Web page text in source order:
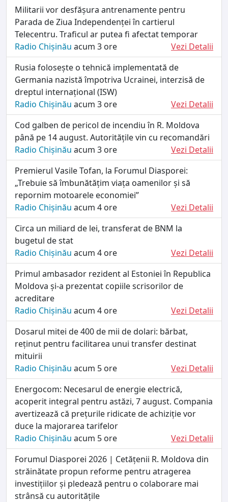
Militarii vor desfășura antrenamente pentru
Parada de Ziua Independenței în cartierul
Telecentru. Traficul ar putea fi afectat temporar
Radio Chișinău acum 3 ore
Vezi Detalii
Rusia folosește o tehnică implementată de
Germania nazistă împotriva Ucrainei, interzisă de
dreptul internațional (ISW)
Radio Chișinău acum 3 ore
Vezi Detalii
Cod galben de pericol de incendiu în R. Moldova
până pe 14 august. Autoritățile vin cu recomandări
Radio Chișinău acum 3 ore
Vezi Detalii
Premierul Vasile Tofan, la Forumul Diasporei:
„Trebuie să îmbunătățim viața oamenilor și să
repornim motoarele economiei”
Radio Chișinău acum 4 ore
Vezi Detalii
Circa un miliard de lei, transferat de BNM la
bugetul de stat
Radio Chișinău acum 4 ore
Vezi Detalii
Primul ambasador rezident al Estoniei în Republica
Moldova și-a prezentat copiile scrisorilor de
acreditare
Radio Chișinău acum 4 ore
Vezi Detalii
Dosarul mitei de 400 de mii de dolari: bărbat,
reținut pentru facilitarea unui transfer destinat
mituirii
Radio Chișinău acum 5 ore
Vezi Detalii
Energocom: Necesarul de energie electrică,
acoperit integral pentru astăzi, 7 august. Compania
avertizează că prețurile ridicate de achiziție vor
duce la majorarea tarifelor
Radio Chișinău acum 5 ore
Vezi Detalii
Forumul Diasporei 2026 | Cetățenii R. Moldova din
străinătate propun reforme pentru atragerea
investițiilor și pledează pentru o colaborare mai
strânsă cu autoritățile